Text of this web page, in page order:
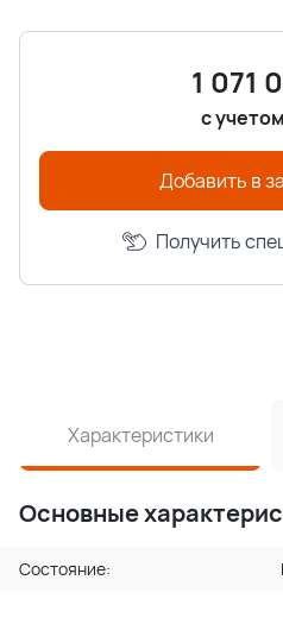
1 071
с
Добавить в
Получить
Характеристики
Основные
Состояние: